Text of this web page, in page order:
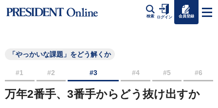
検索 ログイン 会員登録
「やっかいな課題」をどう解くか
#1 #2 #3 #4 #5 #6
万年2番手、3番手からどう抜け出すか